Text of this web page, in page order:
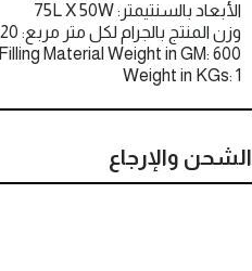
الأبعاد بالسنتيمتر: 75L X 50W
وزن المنتج بالجرام لكل متر مربع: 120
Filling Material Weight in GM: 600
Weight in KGs: 1
الشحن والإرجاع